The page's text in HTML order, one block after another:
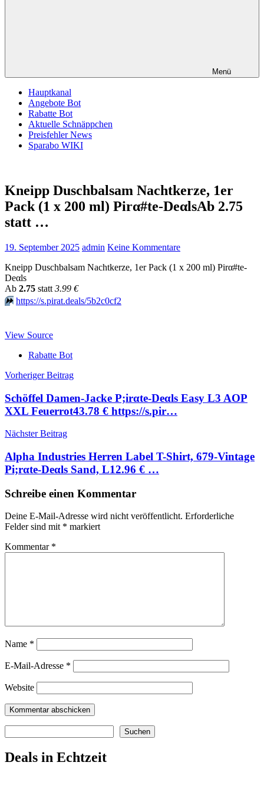
Menü
Hauptkanal
Angebote Bot
Rabatte Bot
Aktuelle Schnäppchen
Preisfehler News
Sparabo WIKI
Kneipp Duschbalsam Nachtkerze, 1er
Pack (1 x 200 ml) Pirα#tе-DеαlsАb 2.75
statt …
19. September 2025 admin Keine Kommentare
Kneipp Duschbalsam Nachtkerze, 1er Pack (1 x 200 ml) Pirα#tе-
Dеαls
Аb 2.75 statt 3.99 €
⏩️ https://s.pirat.deals/5b2c0cf2
View Source
Rabatte Bot
Beitragsnavigation
Vorheriger Beitrag
Schöffel Damen-Jacke P;irαtе-Dеαls Easy L3 AOP
XXL Feuerrot43.78 € https://s.pir…
Nächster Beitrag
Alpha Industries Herren Label T-Shirt, 679-Vintage
Pi;rαtе-Dеαls Sand, L12.96 € …
Schreibe einen Kommentar
Deine E-Mail-Adresse wird nicht veröffentlicht. Erforderliche
Felder sind mit * markiert
Kommentar *
Name *
E-Mail-Adresse *
Website
Suchen
Deals in Echtzeit